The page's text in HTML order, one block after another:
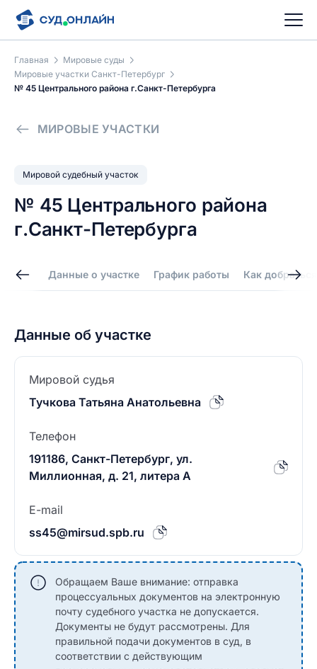
Главная
Мировые суды
Мировые участки Санкт-Петербург
№ 45 Центрального района г.Санкт-Петербурга
МИРОВЫЕ УЧАСТКИ
Мировой судебный участок
№ 45 Центрального района
г.Санкт-Петербурга
Данные о участке График работы Как добраться
Данные об участке
Мировой судья
Тучкова Татьяна Анатольевна
Телефон
191186, Санкт-Петербург, ул.
Миллионная, д. 21, литера А
E-mail
ss45@mirsud.spb.ru
Обращаем Ваше внимание: отправка
процессуальных документов на электронную
почту судебного участка не допускается.
Документы не будут рассмотрены. Для
правильной подачи документов в суд, в
соответствии с действующим